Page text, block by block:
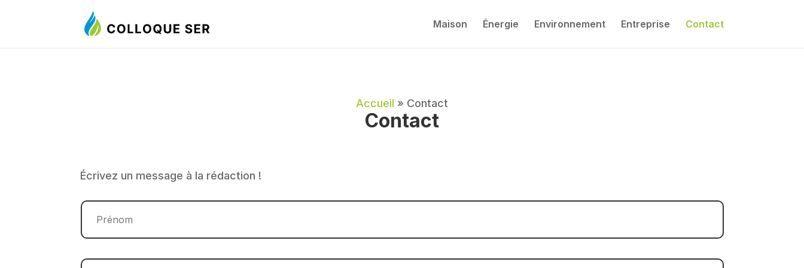
Maison Énergie Environnement Entreprise Contact
Accueil » Contact
Contact
Écrivez un message à la rédaction !